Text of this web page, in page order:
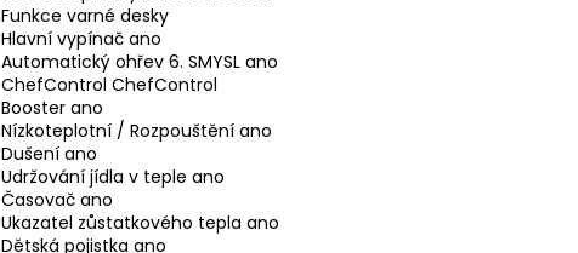
Funkce varné desky
Hlavní vypínač ano
Automatický ohřev 6. SMYSL ano
ChefControl ChefControl
Booster ano
Nízkoteplotní / Rozpouštění ano
Dušení ano
Udržování jídla v teple ano
Časovač ano
Ukazatel zůstatkového tepla ano
Dětská pojistka ano